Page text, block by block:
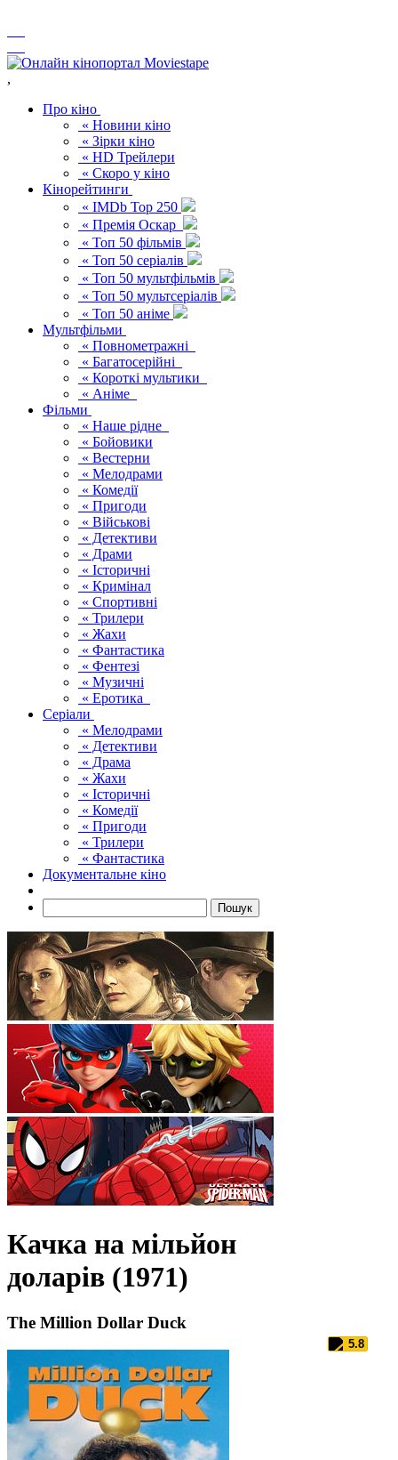
,
Про кіно
« Новини кіно
« Зірки кіно
« HD Трейлери
« Скоро у кіно
Кінорейтинги
« IMDb Top 250
« Премія Оскар
« Топ 50 фільмів
« Топ 50 серіалів
« Топ 50 мультфільмів
« Топ 50 мультсеріалів
« Топ 50 аніме
Мультфільми
« Повнометражні
« Багатосерійні
« Короткі мультики
« Аніме
Фільми
« Наше рідне
« Бойовики
« Вестерни
« Мелодрами
« Комедії
« Пригоди
« Військові
« Детективи
« Драми
« Історичні
« Кримінал
« Спортивні
« Трилери
« Жахи
« Фантастика
« Фентезі
« Музичні
« Еротика
Серіали
« Мелодрами
« Детективи
« Драма
« Жахи
« Історичні
« Комедії
« Пригоди
« Трилери
« Фантастика
Документальне кіно
Пошук
Качка на мільйон
доларів (1971)
The Million Dollar Duck
5.8